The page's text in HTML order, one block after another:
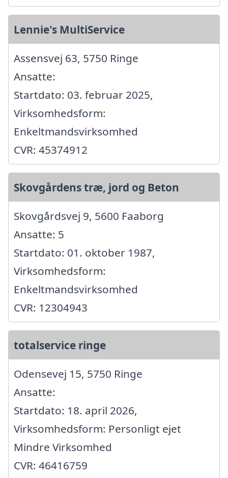
Lennie's MultiService
Assensvej 63, 5750 Ringe
Ansatte:
Startdato: 03. februar 2025,
Virksomhedsform:
Enkeltmandsvirksomhed
CVR: 45374912
Skovgårdens træ, jord og Beton
Skovgårdsvej 9, 5600 Faaborg
Ansatte: 5
Startdato: 01. oktober 1987,
Virksomhedsform:
Enkeltmandsvirksomhed
CVR: 12304943
totalservice ringe
Odensevej 15, 5750 Ringe
Ansatte:
Startdato: 18. april 2026,
Virksomhedsform: Personligt ejet
Mindre Virksomhed
CVR: 46416759